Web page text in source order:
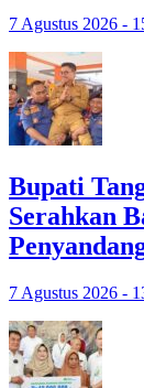
7 Agustus 2026 -
Bupati
Serahkan
7 Agustus 2026 -